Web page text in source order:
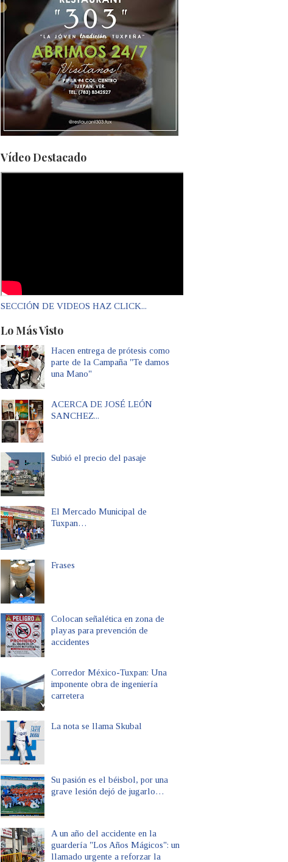
Vídeo Destacado
SECCIÓN DE VIDEOS HAZ CLICK...
Lo Más Visto
Hacen entrega de prótesis como
parte de la Campaña "Te damos
una Mano"
ACERCA DE JOSÉ LEÓN
SANCHEZ...
Subió el precio del pasaje
El Mercado Municipal de
Tuxpan…
Frases
Colocan señalética en zona de
playas para prevención de
accidentes
Corredor México-Tuxpan: Una
imponente obra de ingeniería
carretera
La nota se llama Skubal
Su pasión es el béisbol, por una
grave lesión dejó de jugarlo…
A un año del accidente en la
guardería "Los Años Mágicos": un
llamado urgente a reforzar la